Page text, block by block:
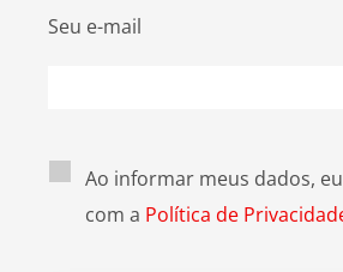
Seu e-mail
Ao informar meus dados,
com a Política de